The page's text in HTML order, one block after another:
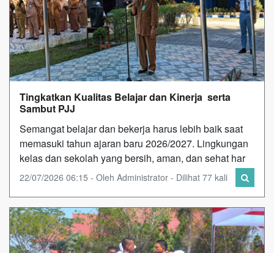
Tingkatkan Kualitas Belajar dan Kinerja serta
Sambut PJJ
Semangat belajar dan bekerja harus lebih baik saat
memasuki tahun ajaran baru 2026/2027. Lingkungan
kelas dan sekolah yang bersih, aman, dan sehat har
22/07/2026 06:15 - Oleh Administrator - Dilihat 77 kali